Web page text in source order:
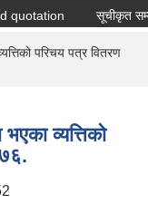
सूचीकृत
परिचय पत्र वितरण
व्यत्तिको